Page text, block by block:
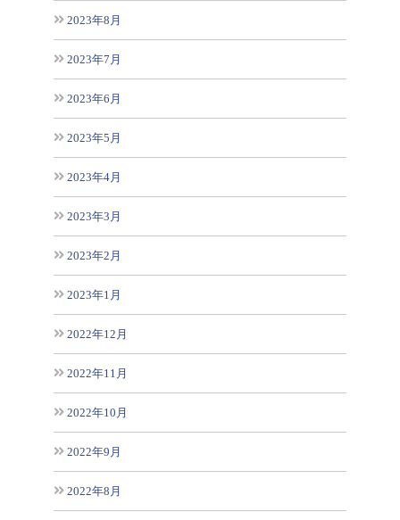
2023年8月
2023年7月
2023年6月
2023年5月
2023年4月
2023年3月
2023年2月
2023年1月
2022年12月
2022年11月
2022年10月
2022年9月
2022年8月